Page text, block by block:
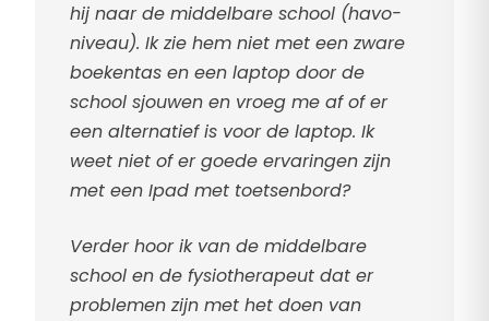
hij naar de middelbare school (havo-
niveau). Ik zie hem niet met een zware
boekentas en een laptop door de
school sjouwen en vroeg me af of er
een alternatief is voor de laptop. Ik
weet niet of er goede ervaringen zijn
met een Ipad met toetsenbord?
Verder hoor ik van de middelbare
school en de fysiotherapeut dat er
problemen zijn met het doen van